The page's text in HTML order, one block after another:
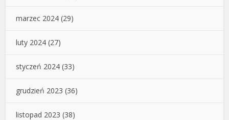
marzec 2024 (29)
luty 2024 (27)
styczeń 2024 (33)
grudzień 2023 (36)
listopad 2023 (38)